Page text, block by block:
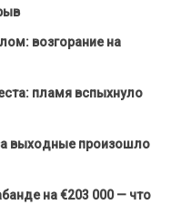
возгорание на
пламя вспыхнуло
выходные произошло
на €203 000 — что